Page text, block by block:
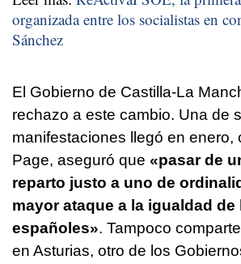
organizada entre los socialistas en
Sánchez
El Gobierno de Castilla-La
rechazo a este cambio. Una de
manifestaciones llegó en enero,
Page, aseguró que «pasar de
reparto justo a uno de
mayor ataque a la igualdad de
españoles». Tampoco
en Asturias, otro de los